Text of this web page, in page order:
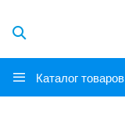
Каталог товаров